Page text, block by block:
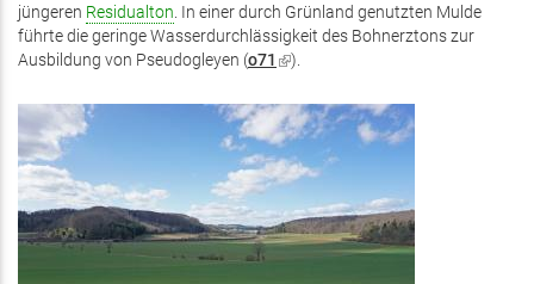
jüngeren Residualton. In einer durch Grünland genutzten Mulde
führte die geringe Wasserdurchlässigkeit des Bohnerztons zur
Ausbildung von Pseudogleyen (o71 (Link
extern)
).